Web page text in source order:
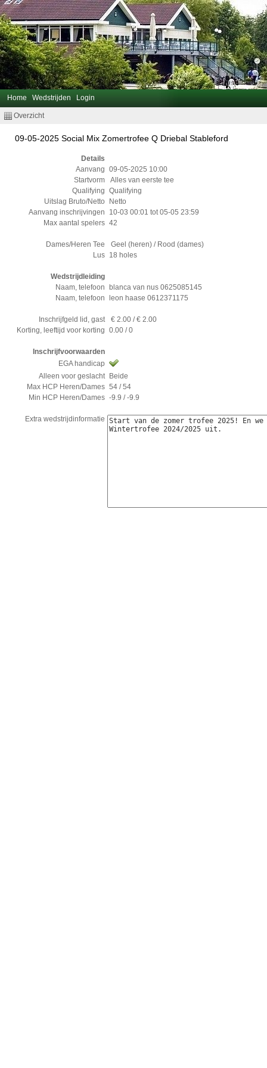
Home Wedstrijden Login
Overzicht
09-05-2025 Social Mix Zomertrofee Q Driebal Stableford
Details
Aanvang 09-05-2025 10:00
Startvorm
Alles van eerste tee
Qualifying Qualifying
Uitslag Bruto/Netto
Netto
Aanvang inschrijvingen
10-03 00:01 tot 05-05 23:59
Max aantal spelers 42
Dames/Heren Tee
Geel (heren) / Rood (dames)
Lus 18 holes
Wedstrijdleiding
Naam, telefoon
blanca van nus 0625085145
Naam, telefoon
leon haase 0612371175
Inschrijfgeld lid, gast
€ 2.00 / € 2.00
Korting, leeftijd voor korting 0.00 / 0
Inschrijfvoorwaarden
EGA handicap
Alleen voor geslacht
Beide
Max HCP Heren/Dames 54 / 54
Min HCP Heren/Dames -9.9 / -9.9
Extra wedstrijdinformatie